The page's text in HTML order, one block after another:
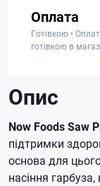
Оплата
Готівкою •
готівкою в
Опис
Now Foods Saw
підтримки
основа для
насіння